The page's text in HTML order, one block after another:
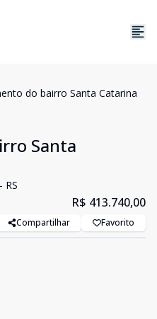
do bairro Santa Catarina
Santa
RS
R$ 413.740,00
Compartilhar Favorito